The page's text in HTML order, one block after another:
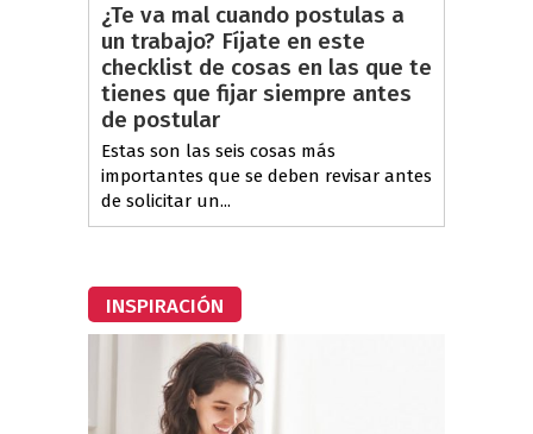
¿Te va mal cuando postulas a
un trabajo? Fíjate en este
checklist de cosas en las que te
tienes que fijar siempre antes
de postular
Estas son las seis cosas más
importantes que se deben revisar antes
de solicitar un...
INSPIRACIÓN